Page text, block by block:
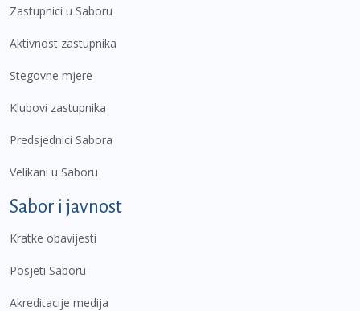
Zastupnici u Saboru
Aktivnost zastupnika
Stegovne mjere
Klubovi zastupnika
Predsjednici Sabora
Velikani u Saboru
Sabor i javnost
Kratke obavijesti
Posjeti Saboru
Akreditacije medija